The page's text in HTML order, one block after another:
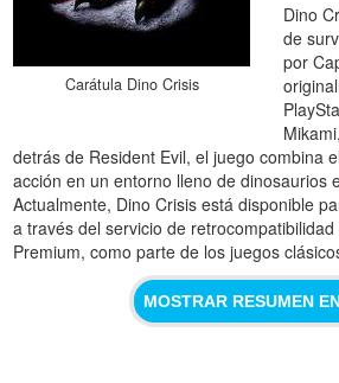
Carátula Dino Crisis
Dino
de
por
detrás de Resident Evil, el juego combina
acción en un entorno lleno de dinosaurios
Actualmente, Dino Crisis está disponible
a través del servicio de
Premium, como parte de los juegos
MOSTRAR RESUMEN